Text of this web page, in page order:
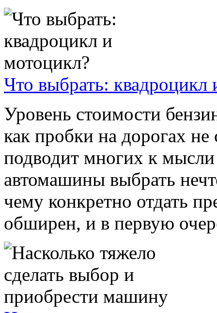
Что выбрать: квадроцикл
Уровень стоимости
как пробки на дорогах
подводит многих к
автомашины выбрать
чему конкретно отдать
обширен, и в первую